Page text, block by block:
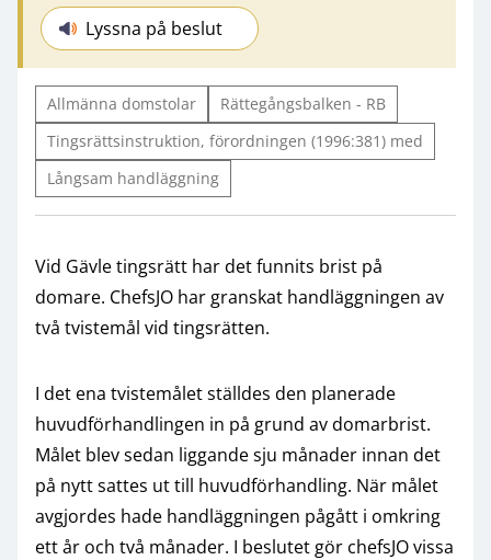
Lyssna på beslut
Allmänna domstolar
Rättegångsbalken - RB
Tingsrättsinstruktion, förordningen (1996:381) med
Långsam handläggning
Vid Gävle tingsrätt har det funnits brist på
domare. ChefsJO har granskat handläggningen av
två tvistemål vid tingsrätten.
I det ena tvistemålet ställdes den planerade
huvudförhandlingen in på grund av domarbrist.
Målet blev sedan liggande sju månader innan det
på nytt sattes ut till huvudförhandling. När målet
avgjordes hade handläggningen pågått i omkring
ett år och två månader. I beslutet gör chefsJO vissa